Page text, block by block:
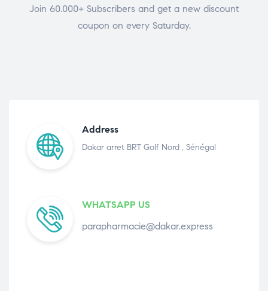
Join 60.000+ Subscribers and get a new discount
coupon on every Saturday.
Address
Dakar arret BRT Golf Nord , Sénégal
WHATSAPP US
parapharmacie@dakar.express